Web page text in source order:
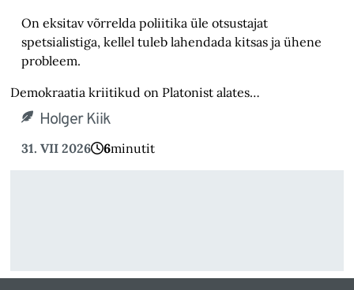
On eksitav võrrelda poliitika üle otsustajat
spetsialistiga, kellel tuleb lahendada kitsas ja ühene
probleem.
Demokraatia kriitikud on Platonist alates…
Holger Kiik
31. VII 2026 6minutit